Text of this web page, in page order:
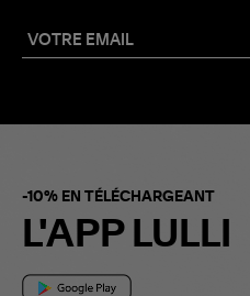
-10% EN TÉLÉCHARGEANT
L'APP LULLI